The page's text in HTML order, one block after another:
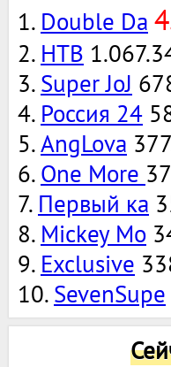
1. Double Da
2. НТВ
3. Super JoJ
4. Россия 24
5.AngLova
6. One More
7. Первый ка
8. Mickey Mo
9. Exclusive
10. SevenSupe